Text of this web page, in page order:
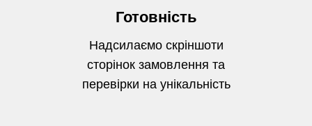
Готовність
Надсилаємо скріншоти
сторінок замовлення та
перевірки на унікальність